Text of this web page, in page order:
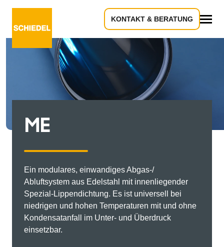
KONTAKT & BERATUNG
ME
Ein modulares, einwandiges Abgas-/
Abluftsystem aus Edelstahl mit innenliegender
Spezial-Lippendichtung. Es ist universell bei
niedrigen und hohen Temperaturen mit und ohne
Kondensatanfall im Unter- und Überdruck
einsetzbar.